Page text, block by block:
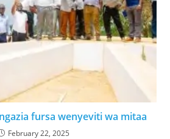
fursa wenyeviti wa mitaa
February 22, 2025